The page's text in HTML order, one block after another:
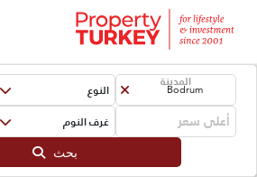
المدينة
Bodrum
النوع
غرف النوم
بحث